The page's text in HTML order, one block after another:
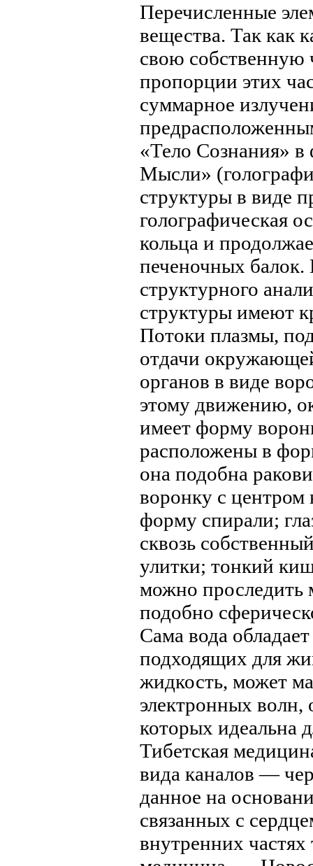
Перечисленные
вещества. Так как
свою собственную
пропорции этих
суммарное
«Тело Сознания»
Мысли»
структуры в виде
голографическая
кольца и
печеночных
структурного
структуры имеют
Потоки плазмы,
отдачи
органов в виде
этому движению,
имеет форму
расположены в
она подобна
воронку с центром
форму спирали;
сквозь
улитки; тонкий
можно проследить
подобно
Сама вода
подходящих для
жидкость, может
электронных волн,
которых идеальна
Тибетская
вида каналов —
данное на
связанных с
внутренних